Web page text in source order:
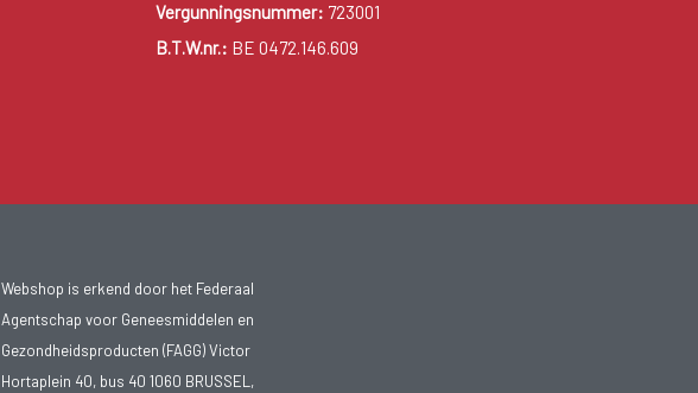
Vergunningsnummer: 723001
B.T.W.nr.: BE 0472.146.609
Webshop is erkend door het Federaal
Agentschap voor Geneesmiddelen en
Gezondheidsproducten (FAGG) Victor
Hortaplein 40, bus 40 1060 BRUSSEL,